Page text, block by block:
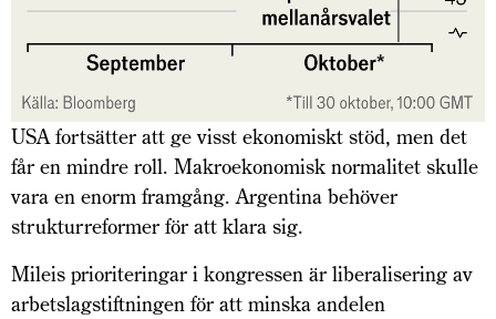
USA fortsätter att ge visst ekonomiskt stöd, men det
får en mindre roll. Makroekonomisk normalitet skulle
vara en enorm framgång. Argentina behöver
strukturreformer för att klara sig.
Mileis prioriteringar i kongressen är liberalisering av
arbetslagstiftningen för att minska andelen